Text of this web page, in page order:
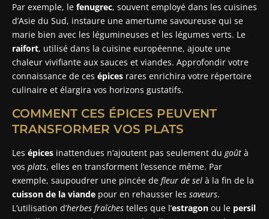
Par exemple, le fenugrec, souvent employé dans les cuisines
d’Asie du Sud, instaure une amertume savoureuse qui se
marie bien avec les légumineuses et les légumes verts. Le
raifort, utilisé dans la cuisine européenne, ajoute une
chaleur vivifiante aux sauces et viandes. Approfondir votre
connaissance de ces épices rares enrichira votre répertoire
culinaire et élargira vos horizons gustatifs.
COMMENT CES ÉPICES PEUVENT
TRANSFORMER VOS PLATS
Les épices inattendues n’ajoutent pas seulement du goût à
vos plats, elles en transforment l’essence même. Par
exemple, saupoudrer une pincée de fleur de sel à la fin de la
cuisson de la viande pour en rehausser les saveurs.
L’utilisation d’herbes fraîches telles que l’estragon ou le persil